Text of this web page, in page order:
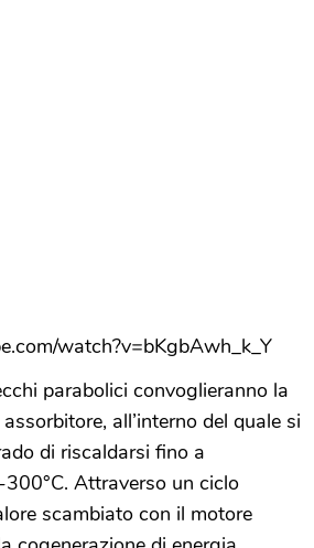
watch?v=bKgbAwh_k_Y
parabolici convoglieranno la
all’interno del quale si
di riscaldarsi fino a
Attraverso un ciclo
scambiato con il motore